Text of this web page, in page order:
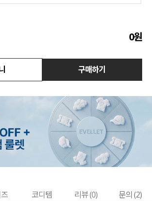
0원
구매하기
코디템 리뷰 (0) 문의 (2)